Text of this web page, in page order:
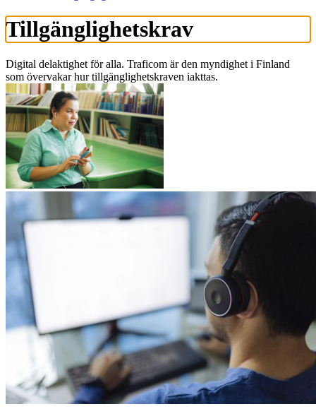
Tillgänglighetskrav
Digital delaktighet för alla. Traficom är den myndighet i Finland
som övervakar hur tillgänglighetskraven iakttas.